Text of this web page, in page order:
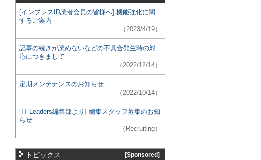
[インプレスID読者会員の皆様へ] 機能強化に関
するご案内
（2023/4/19）
記事の続きが読めないなどの不具合発生時の対
応につきまして
（2022/12/14）
定期メンテナンスのお知らせ
（2022/10/14）
[IT Leaders編集部より] 編集スタッフ募集のお知
らせ
（Recruiting）
トピックス [Sponsored]